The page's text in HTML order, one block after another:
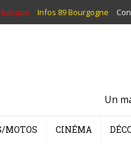
Infos 89 Bourgogne
Un
MOTOS CINÉMA